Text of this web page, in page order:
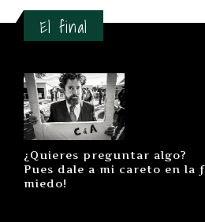
El final
¿Quieres preguntar algo?
Pues dale a mi careto en la
miedo!